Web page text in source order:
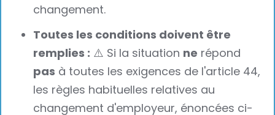
changement.
Toutes les conditions doivent être
remplies : ⚠️ Si la situation ne répond
pas à toutes les exigences de l'article 44,
les règles habituelles relatives au
changement d'employeur, énoncées ci-